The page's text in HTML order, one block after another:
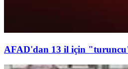
AFAD'dan 13 il için